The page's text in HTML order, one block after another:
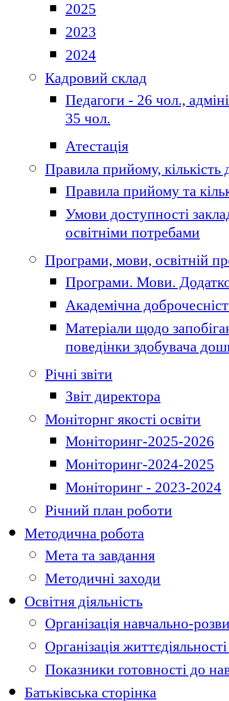
2025
2023
2024
Кадровий склад
Педагоги - 26 чол.,
35 чол.
Атестація
Правила прийому, кількість
Правила прийому та
Умови доступності
освітніми потребами
Програми, мови, освітній
Програми. Мови.
Академічна
Матеріали щодо
поведінки здобувача
Річні звіти
Звіт директора
Моніторнг якості освіти
Моніторинг-2025-2026
Моніторинг-2024-2025
Моніторинг - 2023-2024
Річний план роботи
Методична робота
Мета та завдання
Методичні заходи
Освітня діяльність
Організація навчально-
Організація
Показники готовності до
Батьківська сторінка